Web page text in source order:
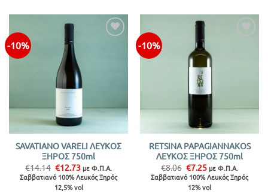
-10%
SAVATIANO VARELI ΛΕΥΚΟΣ
ΞΗΡΟΣ 750ml
€14.14 Original
price
was:
€14.14.
€12.73Η
τρέχουσα
τιμή
είναι:
με Φ.Π.Α.
Σαββατιανό 100% Λευκός Ξηρός
12,5% vol
-10%
RETSINA PAPAGIANNAKOS
ΛΕΥΚΟΣ ΞΗΡΟΣ 750ml
€8.06 Original
price
was:
€8.06.
€7.25Η
τρέχουσα
τιμή
είναι:
με Φ.Π.Α.
Σαββατιανό 100% Λευκός Ξηρός
12% vol